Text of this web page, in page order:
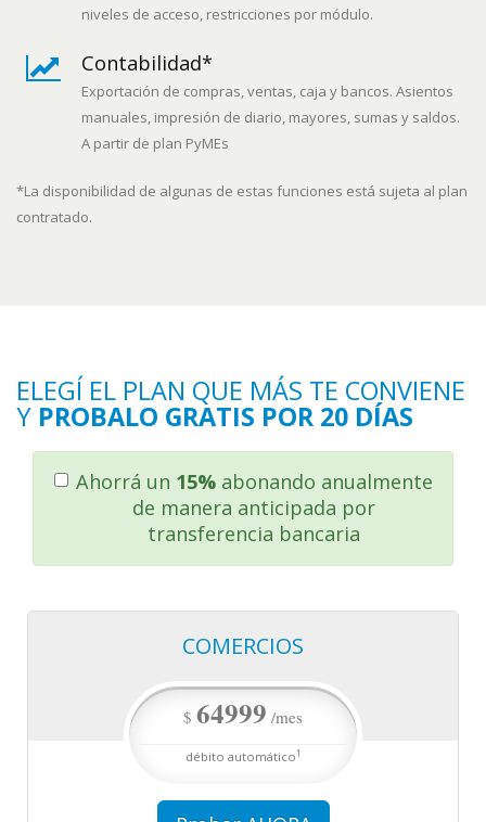
niveles de acceso, restricciones por módulo.
Contabilidad*
Exportación de compras, ventas, caja y bancos. Asientos
manuales, impresión de diario, mayores, sumas y saldos.
A partir de plan PyMEs
*La disponibilidad de algunas de estas funciones está sujeta al plan
contratado.
ELEGÍ EL PLAN QUE MÁS TE CONVIENE
Y PROBALO GRATIS POR 20 DÍAS
Ahorrá un 15%abonando anualmente
de manera anticipada por
transferencia bancaria
COMERCIOS
55249.15/mes
pagando anualmente o $64999
$ 64999 /mes
débito automático1